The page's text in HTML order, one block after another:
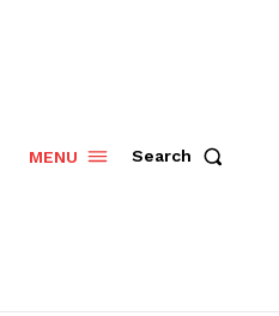
MENU Search